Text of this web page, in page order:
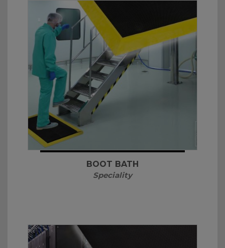
BOOT BATH
Speciality